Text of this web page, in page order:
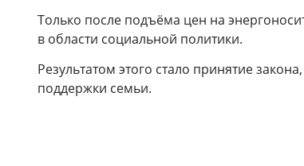
Только после подъёма цен на
в области социальной политики.
Результатом этого стало принятие
поддержки семьи.